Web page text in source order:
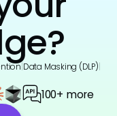
Data Masking (DLP)
100+ more